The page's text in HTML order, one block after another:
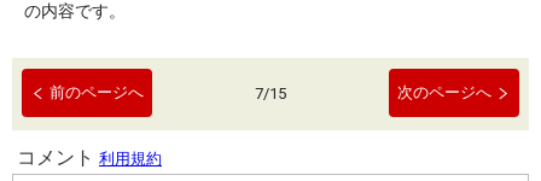
の内容です。
前のページへ 7/15 次のページへ